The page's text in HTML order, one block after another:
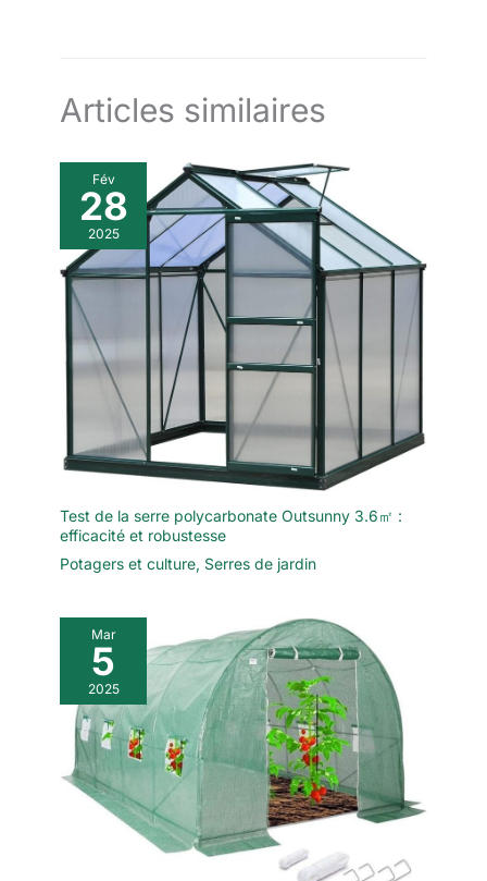
Articles similaires
Fév
28
2025
Test de la serre polycarbonate Outsunny 3.6㎡ :
efficacité et robustesse
Potagers et culture, Serres de jardin
Mar
5
2025